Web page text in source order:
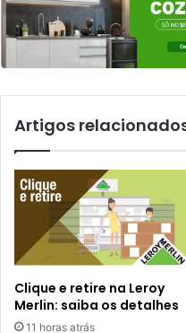
Artigos
Clique e retire na Leroy
Merlin: saiba os detalhes
11 horas atrás